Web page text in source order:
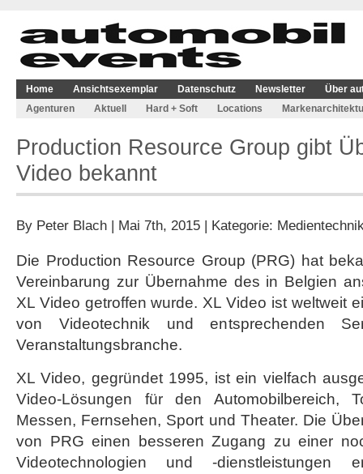
Home Ansichtsexemplar Datenschutz Newsletter
Über
Agenturen
Aktuell Hard + Soft Locations
Production Resource Group gibt
Video bekannt
By Peter Blach | Mai 7th, 2015 | Kategorie:
Die Production Resource Group (PRG) hat
Vereinbarung zur Übernahme des in Belgien
XL Video getroffen wurde. XL Video ist weltweit
von Videotechnik und entsprechenden
Veranstaltungsbranche.
XL Video, gegründet 1995, ist ein vielfach
Video-Lösungen für den Automobilbereich,
Messen, Fernsehen, Sport und Theater. Die
von PRG einen besseren Zugang zu einer
Videotechnologien und -dienstleistungen